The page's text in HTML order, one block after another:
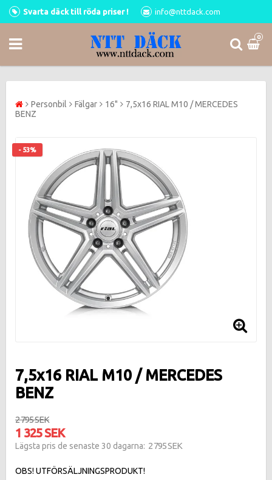
Svarta däck till röda priser ! info@nttdack.com
0
Personbil Fälgar 16"
7,5x16 RIAL M10 / MERCEDES
BENZ
- 53%
7,5x16 RIAL M10 / MERCEDES
BENZ
2 795 SEK
1 325 SEK
Lägsta pris de senaste 30 dagarna 2 795 SEK
OBS! UTFÖRSÄLJNINGSPRODUKT!